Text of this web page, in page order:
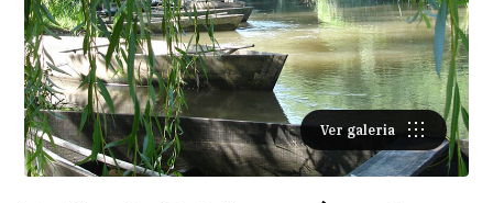
Ver galeria